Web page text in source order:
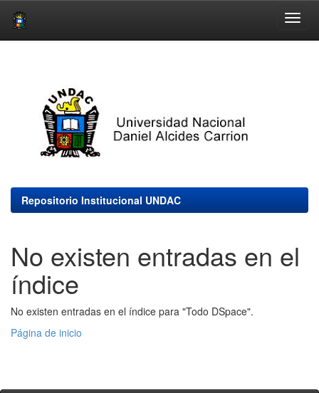
Repositorio Institucional UNDAC
No existen entradas en el
índice
No existen entradas en el índice para "Todo DSpace".
Página de inicio